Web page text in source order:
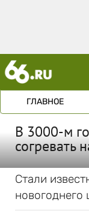
ГЛАВНОЕ
В 3000-м
согревать
Стали
новогоднего